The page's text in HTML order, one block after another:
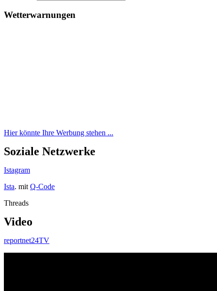
Wetterwarnungen
Hier könnte Ihre Werbung stehen ...
Soziale Netzwerke
Istagram
Ista. mit Q-Code
Threads
Video
reportnet24TV